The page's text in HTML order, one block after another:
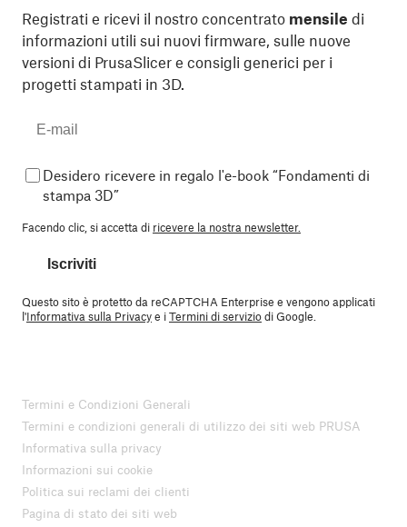
Registrati e ricevi il nostro concentrato mensile di
informazioni utili sui nuovi firmware, sulle nuove
versioni di PrusaSlicer e consigli generici per i
progetti stampati in 3D.
Desidero ricevere in regalo l'e-book “Fondamenti di
stampa 3D”
Facendo clic, si accetta di ricevere la nostra newsletter.
Iscriviti
Questo sito è protetto da reCAPTCHA Enterprise e vengono applicati
l'Informativa sulla Privacye iTermini di serviziodi Google.
Termini e Condizioni Generali
Termini e condizioni generali di utilizzo dei siti web PRUSA
Informativa sulla privacy
Informazioni sui cookie
Politica sui reclami dei clienti
Pagina di stato dei siti web